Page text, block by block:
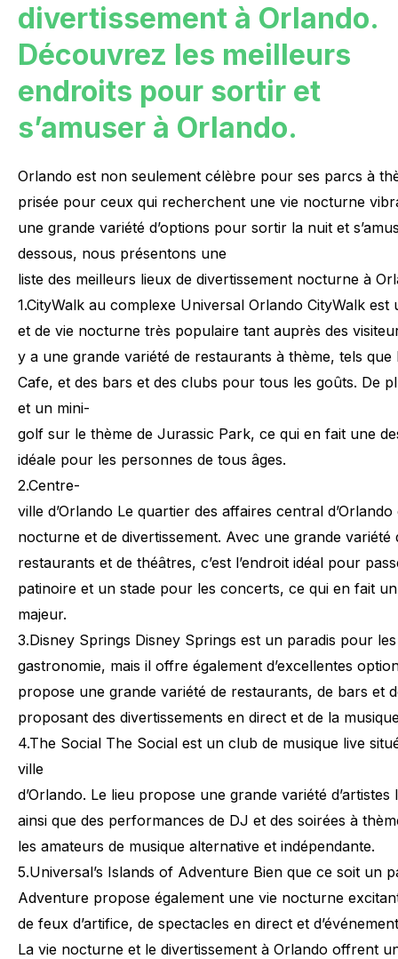
divertissement à Orlando.
Découvrez les meilleurs
endroits pour sortir et
s’amuser à Orlando.
Orlando est non seulement célèbre pour ses parcs à
prisée pour ceux qui recherchent une vie nocturne
une grande variété d’options pour sortir la nuit et
dessous, nous présentons une
liste des meilleurs lieux de divertissement nocturne à
1.CityWalk au complexe Universal Orlando CityWalk est
et de vie nocturne très populaire tant auprès des
y a une grande variété de restaurants à thème, tels
Cafe, et des bars et des clubs pour tous les goûts. De
et un mini-
golf sur le thème de Jurassic Park, ce qui en fait une
idéale pour les personnes de tous âges.
2.Centre-
ville d’Orlando Le quartier des affaires central
nocturne et de divertissement. Avec une grande variété
restaurants et de théâtres, c’est l’endroit idéal pour
patinoire et un stade pour les concerts, ce qui en fait
majeur.
3.Disney Springs Disney Springs est un paradis pour
gastronomie, mais il offre également d’excellentes
propose une grande variété de restaurants, de bars et
proposant des divertissements en direct et de la
4.The Social The Social est un club de musique live
ville
d’Orlando. Le lieu propose une grande variété
ainsi que des performances de DJ et des soirées à
les amateurs de musique alternative et indépendante.
5.Universal’s Islands of Adventure Bien que ce soit un
Adventure propose également une vie nocturne
de feux d’artifice, de spectacles en direct et
La vie nocturne et le divertissement à Orlando offrent